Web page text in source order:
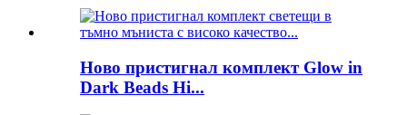
Ново пристигнал комплект Glow in
Dark Beads Hi...